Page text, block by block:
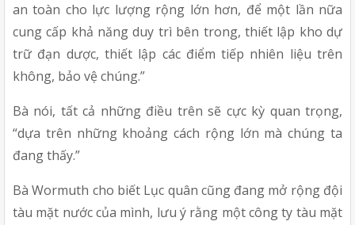
an toàn cho lực lượng rộng lớn hơn, để một lần nữa
cung cấp khả năng duy trì bên trong, thiết lập kho dự
trữ đạn dược, thiết lập các điểm tiếp nhiên liệu trên
không, bảo vệ chúng.”
Bà nói, tất cả những điều trên sẽ cực kỳ quan trọng,
“dựa trên những khoảng cách rộng lớn mà chúng ta
đang thấy.”
Bà Wormuth cho biết Lục quân cũng đang mở rộng đội
tàu mặt nước của mình, lưu ý rằng một công ty tàu mặt